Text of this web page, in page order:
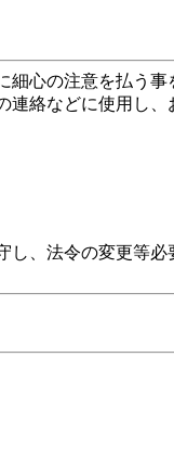
心の注意を払う事
絡などに使用し
、法令の変更等必